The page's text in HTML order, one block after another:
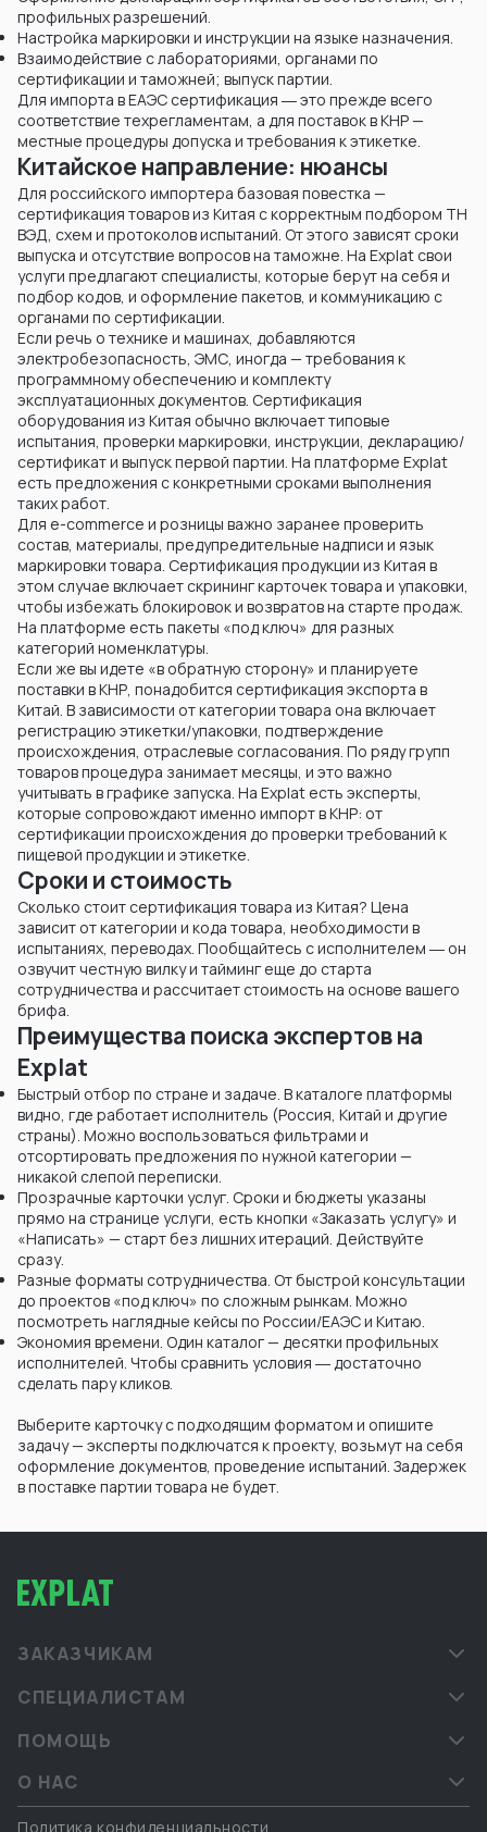
профильных разрешений.
Настройка маркировки и инструкции на языке назначения.
Взаимодействие с лабораториями, органами по
сертификации и таможней; выпуск партии.
Для импорта в ЕАЭС сертификация ― это прежде всего
соответствие техрегламентам, а для поставок в КНР —
местные процедуры допуска и требования к этикетке.
Китайское направление: нюансы
Для российского импортера базовая повестка —
сертификация товаров из Китая с корректным подбором ТН
ВЭД, схем и протоколов испытаний. От этого зависят сроки
выпуска и отсутствие вопросов на таможне. На Explat свои
услуги предлагают специалисты, которые берут на себя и
подбор кодов, и оформление пакетов, и коммуникацию с
органами по сертификации.
Если речь о технике и машинах, добавляются
электробезопасность, ЭМС, иногда — требования к
программному обеспечению и комплекту
эксплуатационных документов. Сертификация
оборудования из Китая обычно включает типовые
испытания, проверки маркировки, инструкции, декларацию/
сертификат и выпуск первой партии. На платформе Explat
есть предложения с конкретными сроками выполнения
таких работ.
Для e-commerce и розницы важно заранее проверить
состав, материалы, предупредительные надписи и язык
маркировки товара. Сертификация продукции из Китая в
этом случае включает скрининг карточек товара и упаковки,
чтобы избежать блокировок и возвратов на старте продаж.
На платформе есть пакеты «под ключ» для разных
категорий номенклатуры.
Если же вы идете «в обратную сторону» и планируете
поставки в КНР, понадобится сертификация экспорта в
Китай. В зависимости от категории товара она включает
регистрацию этикетки/упаковки, подтверждение
происхождения, отраслевые согласования. По ряду групп
товаров процедура занимает месяцы, и это важно
учитывать в графике запуска. На Explat есть эксперты,
которые сопровождают именно импорт в КНР: от
сертификации происхождения до проверки требований к
пищевой продукции и этикетке.
Сроки и стоимость
Сколько стоит сертификация товара из Китая? Цена
зависит от категории и кода товара, необходимости в
испытаниях, переводах. Пообщайтесь с исполнителем ― он
озвучит честную вилку и тайминг еще до старта
сотрудничества и рассчитает стоимость на основе вашего
брифа.
Преимущества поиска экспертов на
Explat
Быстрый отбор по стране и задаче. В каталоге платформы
видно, где работает исполнитель (Россия, Китай и другие
страны). Можно воспользоваться фильтрами и
отсортировать предложения по нужной категории —
никакой слепой переписки.
Прозрачные карточки услуг. Сроки и бюджеты указаны
прямо на странице услуги, есть кнопки «Заказать услугу» и
«Написать» — старт без лишних итераций. Действуйте
сразу.
Разные форматы сотрудничества. От быстрой консультации
до проектов «под ключ» по сложным рынкам. Можно
посмотреть наглядные кейсы по России/ЕАЭС и Китаю.
Экономия времени. Один каталог — десятки профильных
исполнителей. Чтобы сравнить условия ― достаточно
сделать пару кликов.
Выберите карточку с подходящим форматом и опишите
задачу — эксперты подключатся к проекту, возьмут на себя
оформление документов, проведение испытаний. Задержек
в поставке партии товара не будет.
ЗАКАЗЧИКАМ
СПЕЦИАЛИСТАМ
ПОМОЩЬ
О НАС
Политика конфиденциальности